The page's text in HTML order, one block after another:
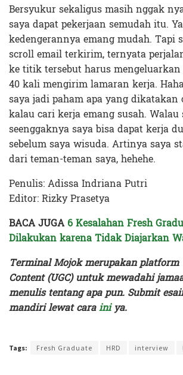
Bersyukur sekaligus masih nggak
saya dapat pekerjaan semudah itu.
kedengerannya emang mudah. Tapi
scroll email terkirim, ternyata
ke titik tersebut harus
40 kali mengirim lamaran kerja.
saya jadi paham apa yang dikatakan
kalau cari kerja emang susah. Walau
seenggaknya saya bisa dapat kerja
sebelum saya wisuda. Artinya saya
dari teman-teman saya, hehehe.
Penulis: Adissa Indriana Putri
Editor: Rizky Prasetya
BACA JUGA 6 Kesalahan Fresh
Dilakukan karena Tidak Diajarkan
Terminal Mojok merupakan platform
Content (UGC) untuk mewadahi
menulis tentang apa pun. Submit
mandiri lewat carainiya.
Tags: Fresh Graduate HRD interview